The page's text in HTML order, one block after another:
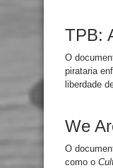
TPB:
O
pirataria
liberdade
We
O
como o